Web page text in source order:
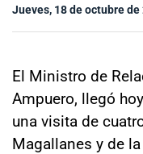
modo
Jueves, 18 de octubre de
El Ministro de
Ampuero, llegó
una visita de
Magallanes y de